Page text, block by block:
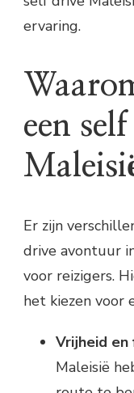
ervaring.
een
Er zijn
drive avontuur
voor reizigers.
het kiezen voor
Vrijheid
Maleisië